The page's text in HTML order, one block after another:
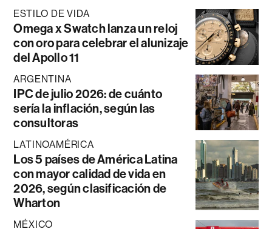
ESTILO DE VIDA
Omega x Swatch lanza un reloj
con oro para celebrar el alunizaje
del Apollo 11
ARGENTINA
IPC de julio 2026: de cuánto
sería la inflación, según las
consultoras
LATINOAMÉRICA
Los 5 países de América Latina
con mayor calidad de vida en
2026, según clasificación de
Wharton
MÉXICO